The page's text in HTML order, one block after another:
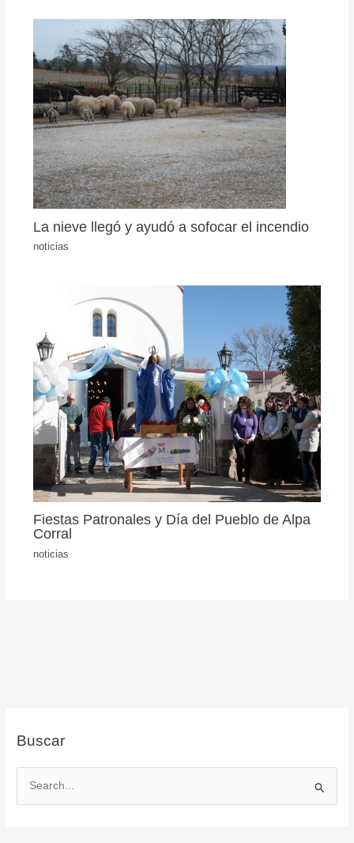
La nieve llegó y ayudó a sofocar el incendio
noticias
Fiestas Patronales y Día del Pueblo de Alpa
Corral
noticias
Buscar